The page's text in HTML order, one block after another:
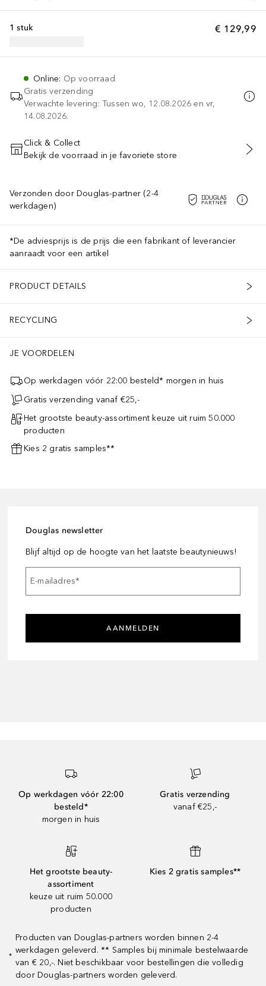
€ 129,99
1 stuk
Online: Op voorraad
Gratis verzending
Verwachte levering: Tussen wo, 12.08.2026 en vr,
14.08.2026.
VOEG TOE AAN WINKELMANDJE
Click & Collect
Bekijk de voorraad in je favoriete store
Verzonden door Douglas-partner (2-4
werkdagen)
*De adviesprijs is de prijs die een fabrikant of leverancier
aanraadt voor een artikel
PRODUCT DETAILS
RECYCLING
JE VOORDELEN
Op werkdagen vóór 22:00 besteld* morgen in huis
Gratis verzending vanaf €25,-
Het grootste beauty-assortiment keuze uit ruim 50.000
producten
Kies 2 gratis samples**
Douglas newsletter
Blijf altijd op de hoogte van het laatste beautynieuws!
E-mailadres*
AANMELDEN
Op werkdagen vóór 22:00
besteld*
morgen in huis
Gratis verzending
vanaf €25,-
Het grootste beauty-
assortiment
keuze uit ruim 50.000
producten
Kies 2 gratis samples**
*
Producten van Douglas-partners worden binnen 2-4
werkdagen geleverd. ** Samples bij minimale bestelwaarde
van € 20,-. Niet beschikbaar voor bestellingen die volledig
door Douglas-partners worden geleverd.